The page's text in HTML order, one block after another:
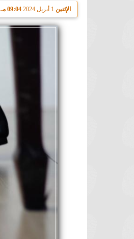
الإثنين 1 أبريل 2024 09:04 مـ